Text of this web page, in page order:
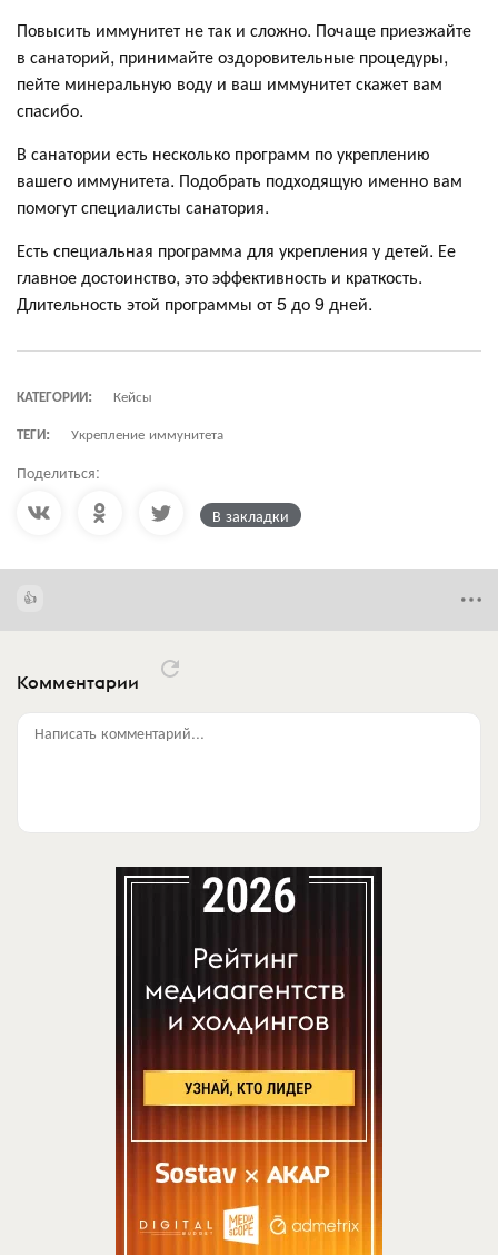
Повысить иммунитет не так и сложно. Почаще приезжайте
в санаторий, принимайте оздоровительные процедуры,
пейте минеральную воду и ваш иммунитет скажет вам
спасибо.
В санатории есть несколько программ по укреплению
вашего иммунитета. Подобрать подходящую именно вам
помогут специалисты санатория.
Есть специальная программа для укрепления у детей. Ее
главное достоинство, это эффективность и краткость.
Длительность этой программы от 5 до 9 дней.
КАТЕГОРИИ:
Кейсы
ТЕГИ:
Укрепление иммунитета
Поделиться:
В закладки
Комментарии
Написать комментарий...